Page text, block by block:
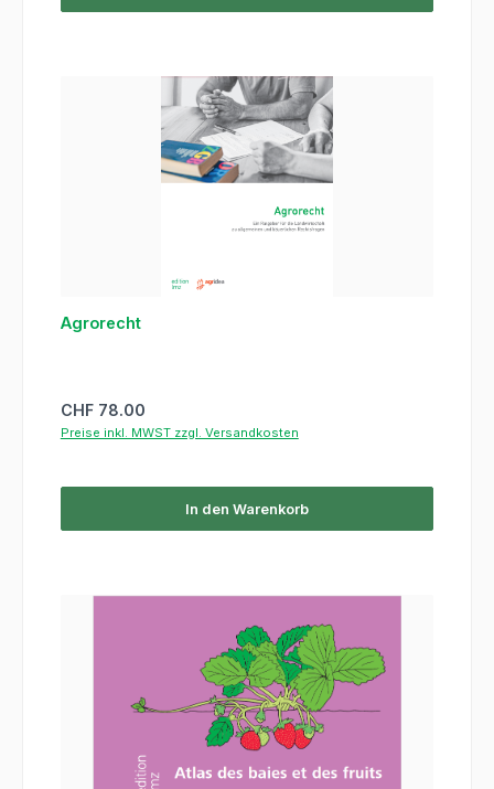
Agrorecht
Regulärer Preis:
CHF 78.00
Preise inkl. MWST zzgl. Versandkosten
In den Warenkorb